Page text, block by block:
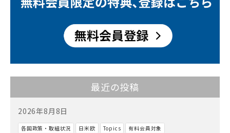
最近の投稿
2026年8月8日
各国政策・取組状況 日米欧 Topics 有料会員対象